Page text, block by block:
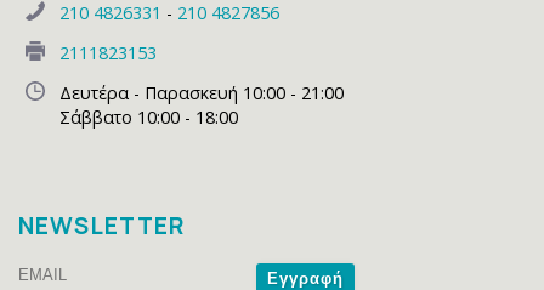
210 4826331 - 210 4827856
2111823153
Δευτέρα - Παρασκευή 10:00 - 21:00
Σάββατο 10:00 - 18:00
NEWSLETTER
Email
Name